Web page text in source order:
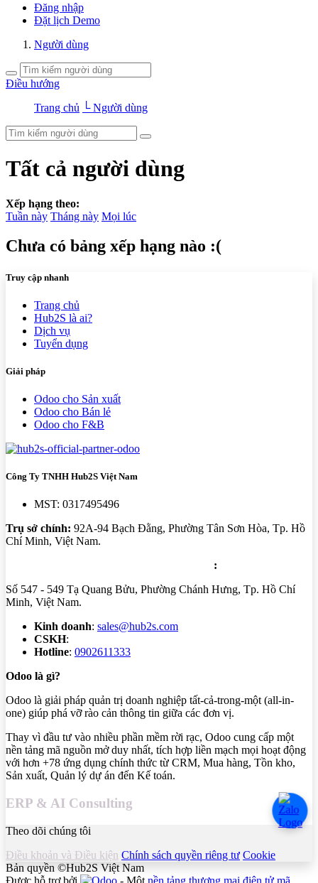
Đăng nhập
Đặt lịch Demo
Người dùng
Điều hướng
Trang chủ └ Người dùng
Tất cả người dùng
Xếp hạng theo:
Tuần này Tháng này Mọi lúc
Chưa có bảng xếp hạng nào :(
Truy cập nhanh
Trang chủ
Hub2S là ai?
Dịch vụ
Tuyển dụng
Giải pháp
Odoo cho Sản xuất
Odoo cho Bán lẻ
Odoo cho F&B
Công Ty TNHH Hub2S Việt Nam
MST: 0317495496
Trụ sở chính: 92A-94 Bạch Đằng, Phường Tân Sơn Hòa, Tp. Hồ
Chí Minh, Việt Nam.
:
Số 547 - 549 Tạ Quang Bửu, Phường Chánh Hưng, Tp. Hồ Chí
Minh, Việt Nam.
Kinh doanh: sales@hub2s.com
CSKH:
Hotline: 0902611333
Odoo là gì?
Odoo là giải pháp quản trị doanh nghiệp tất-cả-trong-một (all-in-
one) giúp phá vỡ rào cản thông tin giữa các đơn vị.
Thay vì đầu tư vào nhiều phần mềm rời rạc, Odoo cung cấp một
nền tảng mã nguồn mở duy nhất, tích hợp liền mạch mọi hoạt động
với hơn +78 ứng dụng chính thức từ CRM, Mua hàng, Tồn kho,
Sản xuất, Quản lý dự án đến Kế toán.
ERP & AI Consulting
Theo dõi chúng tôi
Điều khoản và Điều kiện Chính sách quyền riêng tư Cookie
Bản quyền ©Hub2S Việt Nam
Được hỗ trợ bởi
- Một nền tảng thương mại điện tử mã